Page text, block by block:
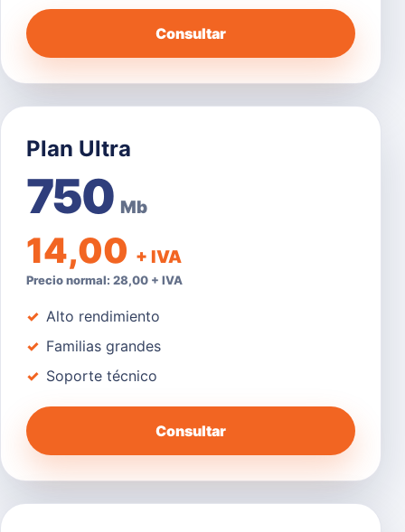
Consultar
Plan Ultra
750 Mb
14,00 + IVA
Precio normal: 28,00 + IVA
Alto rendimiento
Familias grandes
Soporte técnico
Consultar